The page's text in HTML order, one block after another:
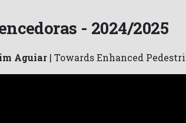
- 2024/2025
Aguiar | Towards Enhanced